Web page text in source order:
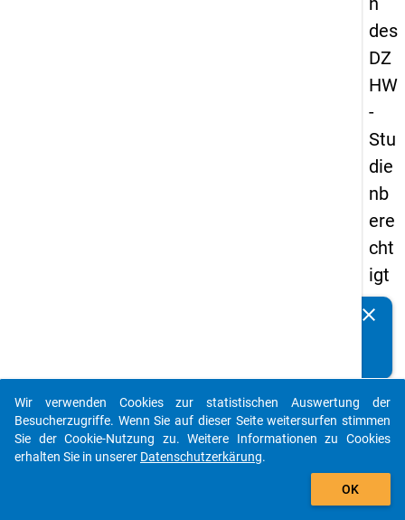
des
DZ
HW
-
Stu
die
nb
ere
cht
igt
en
s
20
12
clear
auto_stories
add_shopping_cart
Wir verwenden Cookies zur statistischen Auswertung der
Besucherzugriffe. Wenn Sie auf dieser Seite weitersurfen stimmen
Sie der Cookie-Nutzung zu. Weitere Informationen zu Cookies
erhalten Sie in unserer Datenschutzerkärung.
OK